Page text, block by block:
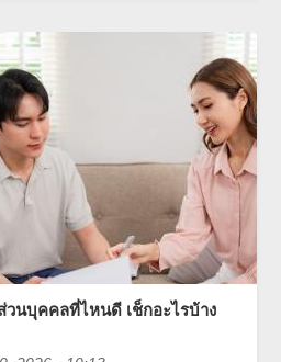
นบุคคลที่ไหนดี เช็กอะไรบ้าง